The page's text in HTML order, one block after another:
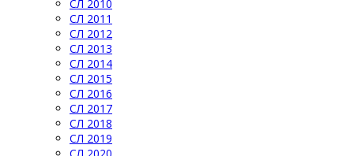
СЛ 2010
СЛ 2011
СЛ 2012
СЛ 2013
СЛ 2014
СЛ 2015
СЛ 2016
СЛ 2017
СЛ 2018
СЛ 2019